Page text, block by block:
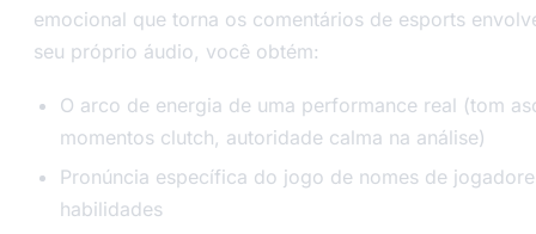
emocional que torna os comentários de esports
seu próprio áudio, você obtém:
O arco de energia de uma performance real (tom
momentos clutch, autoridade calma na análise)
Pronúncia específica do jogo de nomes de
habilidades